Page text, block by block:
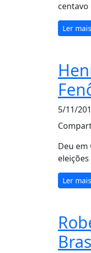
centavo
Ler mais
5/11/
Deu em
Ler mais